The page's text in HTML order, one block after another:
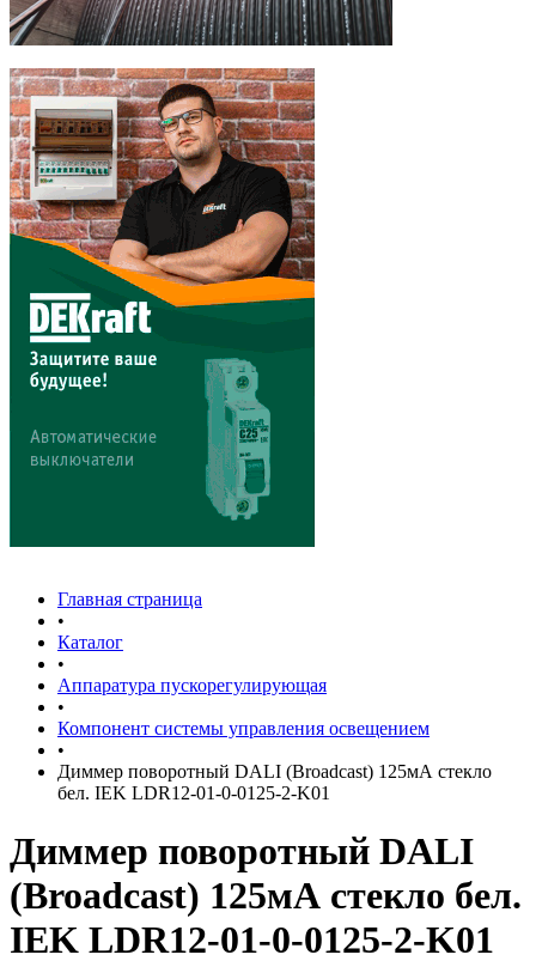
Главная страница
•
Каталог
•
Аппаратура пускорегулирующая
•
Компонент системы управления освещением
•
Диммер поворотный DALI (Broadcast) 125мА стекло
бел. IEK LDR12-01-0-0125-2-K01
Диммер поворотный DALI
(Broadcast) 125мА стекло бел.
IEK LDR12-01-0-0125-2-K01